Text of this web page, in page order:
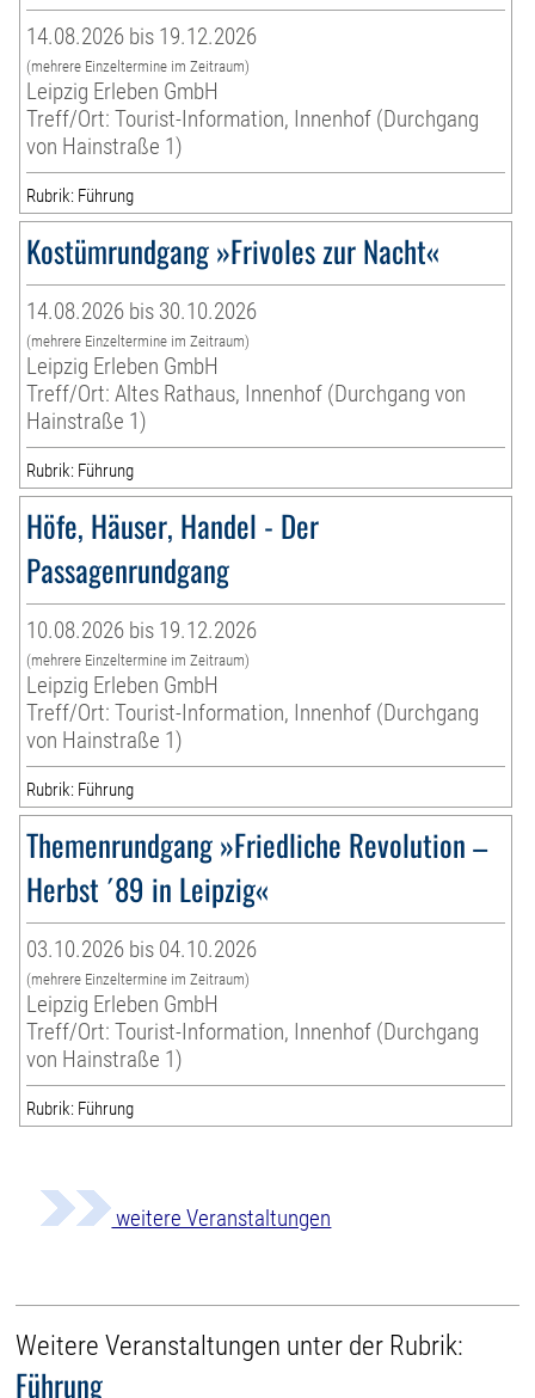
14.08.2026 bis 19.12.2026
(mehrere Einzeltermine im Zeitraum)
Leipzig Erleben GmbH
Treff/Ort: Tourist-Information, Innenhof (Durchgang
von Hainstraße 1)
Rubrik: Führung
Kostümrundgang »Frivoles zur Nacht«
14.08.2026 bis 30.10.2026
(mehrere Einzeltermine im Zeitraum)
Leipzig Erleben GmbH
Treff/Ort: Altes Rathaus, Innenhof (Durchgang von
Hainstraße 1)
Rubrik: Führung
Höfe, Häuser, Handel - Der
Passagenrundgang
10.08.2026 bis 19.12.2026
(mehrere Einzeltermine im Zeitraum)
Leipzig Erleben GmbH
Treff/Ort: Tourist-Information, Innenhof (Durchgang
von Hainstraße 1)
Rubrik: Führung
Themenrundgang »Friedliche Revolution –
Herbst ´89 in Leipzig«
03.10.2026 bis 04.10.2026
(mehrere Einzeltermine im Zeitraum)
Leipzig Erleben GmbH
Treff/Ort: Tourist-Information, Innenhof (Durchgang
von Hainstraße 1)
Rubrik: Führung
weitere Veranstaltungen
Weitere Veranstaltungen unter der Rubrik:
Führung